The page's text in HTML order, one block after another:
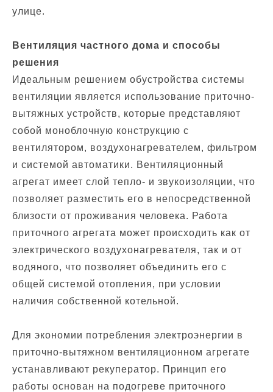
улице.
Вентиляция частного дома и способы
решения
Идеальным решением обустройства системы
вентиляции является использование приточно-
вытяжных устройств, которые представляют
собой моноблочную конструкцию с
вентилятором, воздухонагревателем, фильтром
и системой автоматики. Вентиляционный
агрегат имеет слой тепло- и звукоизоляции, что
позволяет разместить его в непосредственной
близости от проживания человека. Работа
приточного агрегата может происходить как от
электрического воздухонагревателя, так и от
водяного, что позволяет объединить его с
общей системой отопления, при условии
наличия собственной котельной.
Для экономии потребления электроэнергии в
приточно-вытяжном вентиляционном агрегате
устанавливают рекуператор. Принцип его
работы основан на подогреве приточного